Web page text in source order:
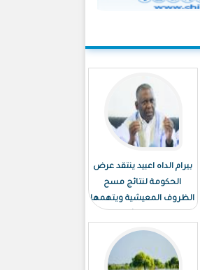
بيرام الداه اعبيد ينتقد عرض
الحكومة لنتائج مسح
الظروف المعيشية ويتهمها